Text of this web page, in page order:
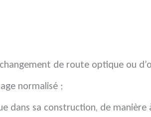
de route optique ou
normalisé ;
sa construction, de manière